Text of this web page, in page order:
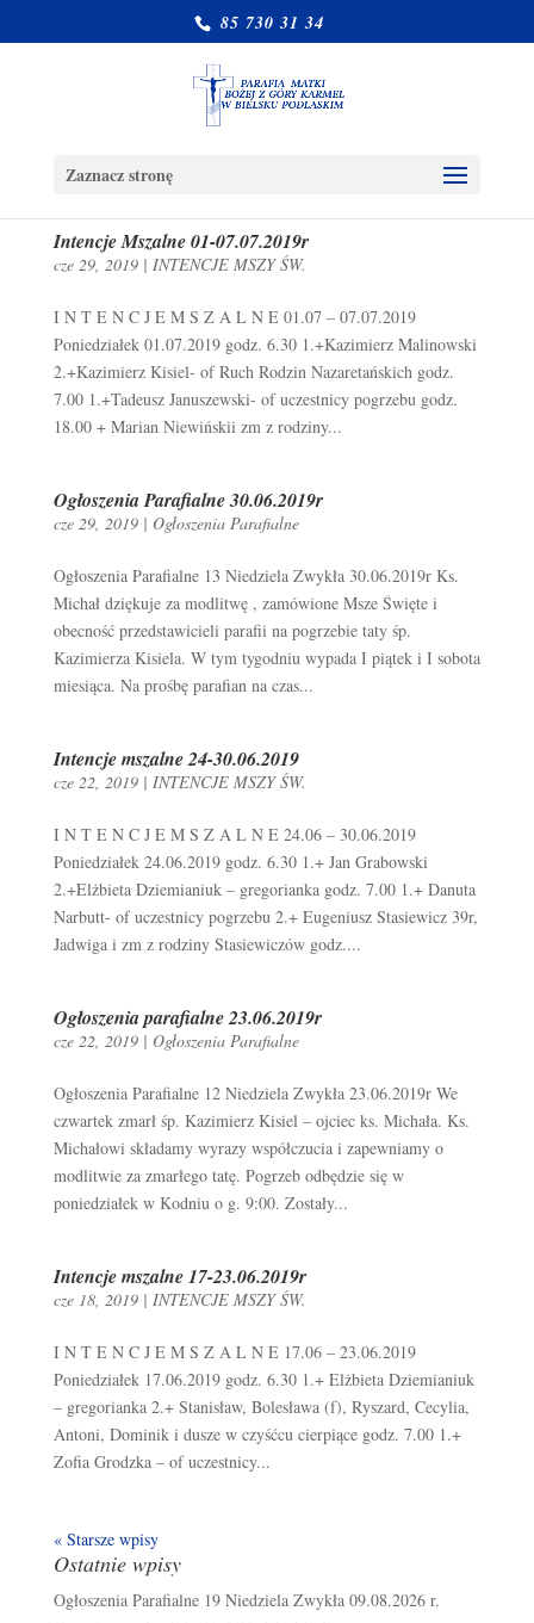
85 730 31 34
Zaznacz stronę
Intencje Mszalne 01-07.07.2019r
cze 29, 2019| INTENCJE MSZY ŚW.
I N T E N C J E M S Z A L N E 01.07 – 07.07.2019
Poniedziałek 01.07.2019 godz. 6.30 1.+Kazimierz Malinowski
2.+Kazimierz Kisiel- of Ruch Rodzin Nazaretańskich godz.
7.00 1.+Tadeusz Januszewski- of uczestnicy pogrzebu godz.
18.00 + Marian Niewińskii zm z rodziny...
Ogłoszenia Parafialne 30.06.2019r
cze 29, 2019| Ogłoszenia Parafialne
Ogłoszenia Parafialne 13 Niedziela Zwykła 30.06.2019r Ks.
Michał dziękuje za modlitwę , zamówione Msze Święte i
obecność przedstawicieli parafii na pogrzebie taty śp.
Kazimierza Kisiela. W tym tygodniu wypada I piątek i I sobota
miesiąca. Na prośbę parafian na czas...
Intencje mszalne 24-30.06.2019
cze 22, 2019| INTENCJE MSZY ŚW.
I N T E N C J E M S Z A L N E 24.06 – 30.06.2019
Poniedziałek 24.06.2019 godz. 6.30 1.+ Jan Grabowski
2.+Elżbieta Dziemianiuk – gregorianka godz. 7.00 1.+ Danuta
Narbutt- of uczestnicy pogrzebu 2.+ Eugeniusz Stasiewicz 39r,
Jadwiga i zm z rodziny Stasiewiczów godz....
Ogłoszenia parafialne 23.06.2019r
cze 22, 2019| Ogłoszenia Parafialne
Ogłoszenia Parafialne 12 Niedziela Zwykła 23.06.2019r We
czwartek zmarł śp. Kazimierz Kisiel – ojciec ks. Michała. Ks.
Michałowi składamy wyrazy współczucia i zapewniamy o
modlitwie za zmarłego tatę. Pogrzeb odbędzie się w
poniedziałek w Kodniu o g. 9:00. Zostały...
Intencje mszalne 17-23.06.2019r
cze 18, 2019| INTENCJE MSZY ŚW.
I N T E N C J E M S Z A L N E 17.06 – 23.06.2019
Poniedziałek 17.06.2019 godz. 6.30 1.+ Elżbieta Dziemianiuk
– gregorianka 2.+ Stanisław, Bolesława (f), Ryszard, Cecylia,
Antoni, Dominik i dusze w czyśćcu cierpiące godz. 7.00 1.+
Zofia Grodzka – of uczestnicy...
« Starsze wpisy
Ostatnie wpisy
Ogłoszenia Parafialne 19 Niedziela Zwykła 09.08.2026 r.